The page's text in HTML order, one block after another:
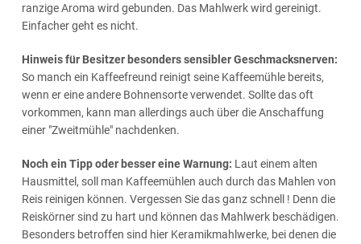
ranzige Aroma wird gebunden. Das Mahlwerk wird gereinigt.
Einfacher geht es nicht.
Hinweis für Besitzer besonders sensibler Geschmacksnerven:
So manch ein Kaffeefreund reinigt seine Kaffeemühle bereits,
wenn er eine andere Bohnensorte verwendet. Sollte das oft
vorkommen, kann man allerdings auch über die Anschaffung
einer "Zweitmühle" nachdenken.
Noch ein Tipp oder besser eine Warnung: Laut einem alten
Hausmittel, soll man Kaffeemühlen auch durch das Mahlen von
Reis reinigen können. Vergessen Sie das ganz schnell ! Denn die
Reiskörner sind zu hart und können das Mahlwerk beschädigen.
Besonders betroffen sind hier Keramikmahlwerke, bei denen die